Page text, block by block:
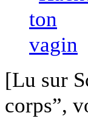
[Lu sur
corps”,